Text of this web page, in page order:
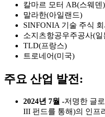
칼마르 모터 AB(스웨덴)
말라한(아일랜드)
SINFONIA 기술 주식
소지츠항공우주공사(일
TLD(프랑스)
트로네어(미국)
주요 산업 발전:
2024년 7월 -저명한 글
III 펀드를 통해)의 인프